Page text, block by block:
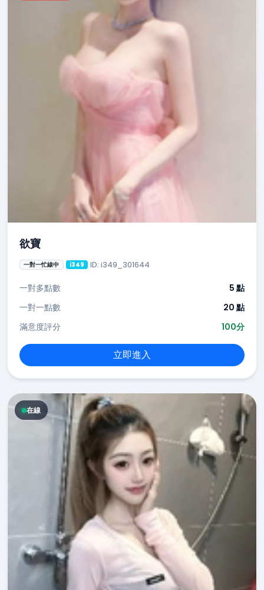
欲寶
一對一忙線中 i349 ID: i349_301644
一對多點數
5 點
一對一點數
20 點
滿意度評分
100分
立即進入
在線